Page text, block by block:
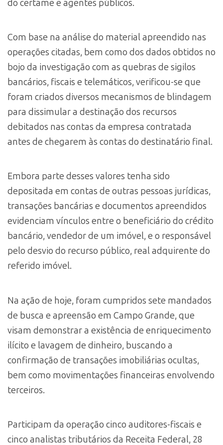
do certame e agentes públicos.
Com base na análise do material apreendido nas
operações citadas, bem como dos dados obtidos no
bojo da investigação com as quebras de sigilos
bancários, fiscais e telemáticos, verificou-se que
foram criados diversos mecanismos de blindagem
para dissimular a destinação dos recursos
debitados nas contas da empresa contratada
antes de chegarem às contas do destinatário final.
Embora parte desses valores tenha sido
depositada em contas de outras pessoas jurídicas,
transações bancárias e documentos apreendidos
evidenciam vínculos entre o beneficiário do crédito
bancário, vendedor de um imóvel, e o responsável
pelo desvio do recurso público, real adquirente do
referido imóvel.
Na ação de hoje, foram cumpridos sete mandados
de busca e apreensão em Campo Grande, que
visam demonstrar a existência de enriquecimento
ilícito e lavagem de dinheiro, buscando a
confirmação de transações imobiliárias ocultas,
bem como movimentações financeiras envolvendo
terceiros.
Participam da operação cinco auditores-fiscais e
cinco analistas tributários da Receita Federal, 28